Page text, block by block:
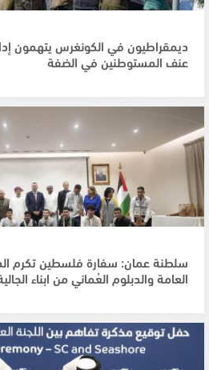
ديمقراطيون في الكونغرس يتهمون
عنف المستوطنين في الضفة
سلطنة عمان: سفارة فلسطين تكرم
العامة والدبلوم العُماني من ابناء